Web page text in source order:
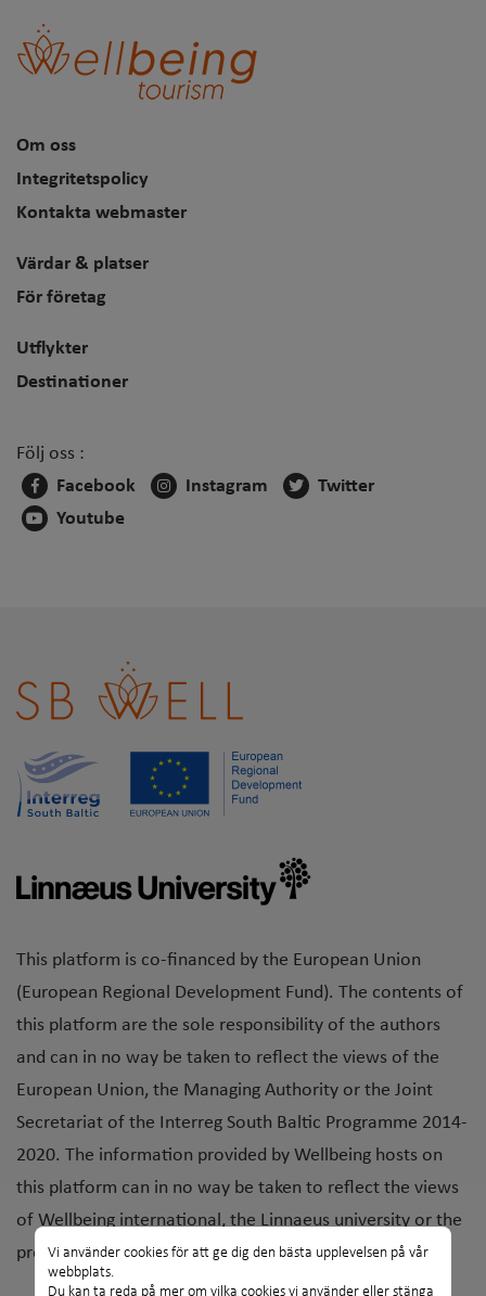
Om oss
Integritetspolicy
Kontakta webmaster
Värdar & platser
För företag
Utflykter
Destinationer
Följ oss :
Facebook
Instagram
Twitter
Youtube
This platform is co-financed by the European Union
(European Regional Development Fund). The contents of
this platform are the sole responsibility of the authors
and can in no way be taken to reflect the views of the
European Union, the Managing Authority or the Joint
Secretariat of the Interreg South Baltic Programme 2014-
2020. The information provided by Wellbeing hosts on
this platform can in no way be taken to reflect the views
of Wellbeing international, the Linnaeus university or the
project partner organisations.
Vi använder cookies för att ge dig den bästa upplevelsen på vår
webbplats.
Du kan ta reda på mer om vilka cookies vi använder eller stänga